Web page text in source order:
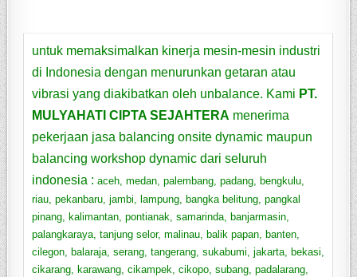
untuk memaksimalkan kinerja mesin-mesin industri
di Indonesia dengan menurunkan getaran atau
vibrasi yang diakibatkan oleh unbalance. Kami PT.
MULYAHATI CIPTA SEJAHTERA menerima
pekerjaan jasa balancing onsite dynamic maupun
balancing workshop dynamic dari seluruh
indonesia : aceh, medan, palembang, padang, bengkulu,
riau, pekanbaru, jambi, lampung, bangka belitung, pangkal
pinang, kalimantan, pontianak, samarinda, banjarmasin,
palangkaraya, tanjung selor, malinau, balik papan, banten,
cilegon, balaraja, serang, tangerang, sukabumi, jakarta, bekasi,
cikarang, karawang, cikampek, cikopo, subang, padalarang,